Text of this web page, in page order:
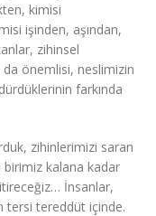
kimisi
işinden, aşından,
zihinsel
önemlisi, neslimizin
farkında
zihinlerimizi saran
birimiz kalana kadar
İnsanlar,
tersi tereddüt içinde.